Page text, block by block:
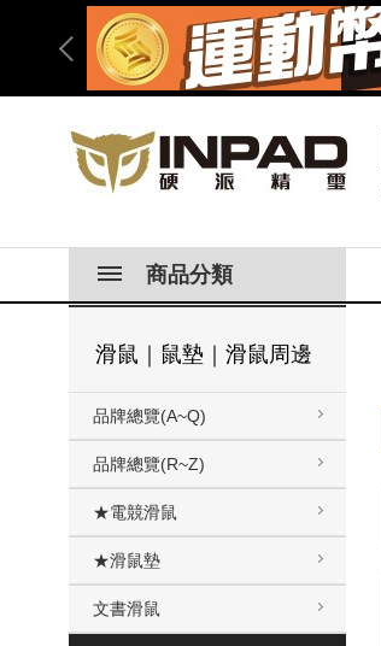
商品分類
滑鼠｜鼠墊｜滑鼠周邊
品牌總覽(A~Q)
品牌總覽(R~Z)
★電競滑鼠
★滑鼠墊
文書滑鼠